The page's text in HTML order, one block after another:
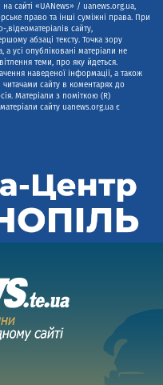
сайті «UANews» / uanews.org.ua,
право та інші суміжні права. При
сайту,
абзаці тексту. Точка зору
а усі опубліковані матеріали не
теми, про яку йдеться.
наведеної інформації, а також
сайту в коментарях до
Матеріали з поміткою (R)
сайту uanews.org.ua є